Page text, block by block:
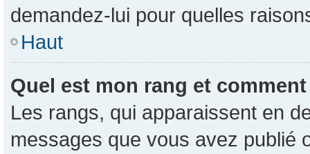
demandez-lui pour quelles
Haut
Quel est mon rang et
Les rangs, qui apparaissent en
messages que vous avez publié